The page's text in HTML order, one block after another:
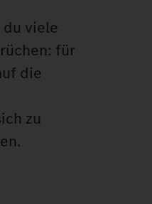
du viele
für
die
zu